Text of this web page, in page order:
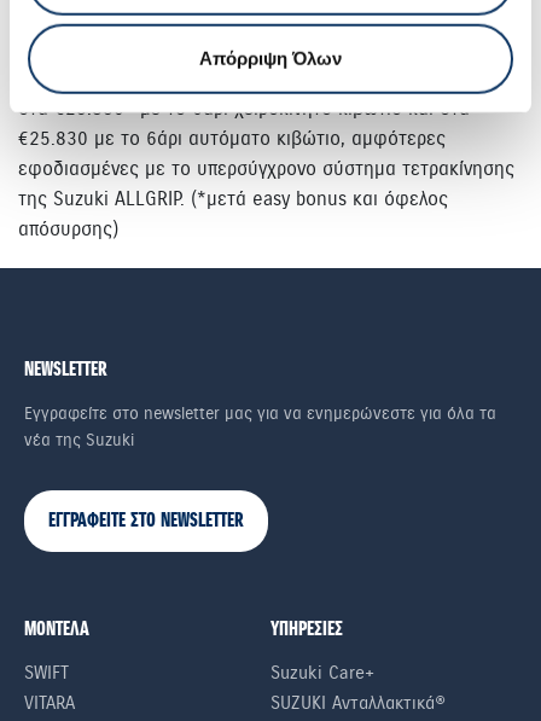
Απόρριψη Όλων
οργάνων και τα δαχτυλίδια των αεραγωγών.
Οι τιμές του Vitara S με το νέο κινητήρα διαμορφώνονται
στα €23.830* με το 6άρι χειροκίνητο κιβώτιο και στα
€25.830 με το 6άρι αυτόματο κιβώτιο, αμφότερες
εφοδιασμένες με το υπερσύγχρονο σύστημα τετρακίνησης
της Suzuki ALLGRIP. (*μετά easy bonus και όφελος
απόσυρσης)
NEWSLETTER
Εγγραφείτε στο newsletter μας για να ενημερώνεστε για όλα τα
νέα της Suzuki
ΕΓΓΡΑΦΕΙΤΕ ΣΤΟ NEWSLETTER
ΜΟΝΤΕΛΑ
SWIFT
VITARA
ΥΠΗΡΕΣΙΕΣ
Suzuki Care+
SUZUKI Ανταλλακτικά®